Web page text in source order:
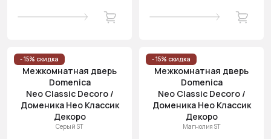
- 15% скидка
Межкомнатная дверь
Domenica
Neo Classic Decoro /
Доменика Нео Классик
Декоро
Серый ST
- 15% скидка
Межкомнатная дверь
Domenica
Neo Classic Decoro /
Доменика Нео Классик
Декоро
Магнолия ST